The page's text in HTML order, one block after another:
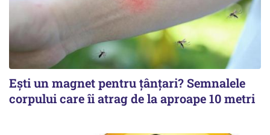
Ești un magnet pentru țânțari? Semnalele
corpului care îi atrag de la aproape 10 metri